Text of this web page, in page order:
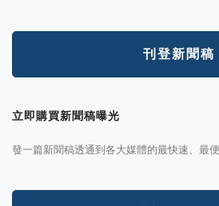
刊登新聞稿
立即購買新聞稿曝光
發一篇新聞稿透通到各大媒體的最快速、最